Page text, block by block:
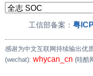
工信部备案： 粤
感谢为中文互联网持续输出优
(wechat): whycan_cn (哇酷